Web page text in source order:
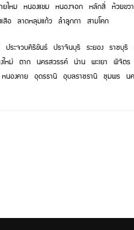
ยไหม หนองแขม หนองจอก หลักสี่ ห้วยขว
สือ ลาดหลุมแก้ว ลำลูกกา สามโคก
ประจวบคีรีขันธ์ ปราจีนบุรี ระยอง ราชบุรี
ใหม่ ตาก นครสวรรค์ น่าน พะเยา พิจิตร
หนองคาย อุดรธานี อุบลราชธานี ชุมพร น